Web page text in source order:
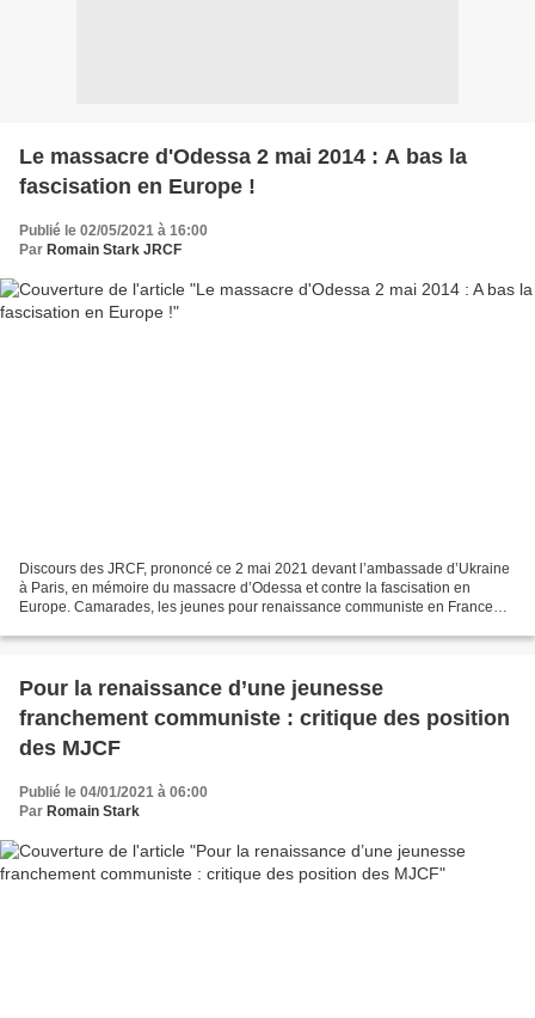
Le massacre d'Odessa 2 mai 2014 : A bas la
fascisation en Europe !
Publié le 02/05/2021 à 16:00
Par Romain Stark JRCF
Discours des JRCF, prononcé ce 2 mai 2021 devant l’ambassade d’Ukraine
à Paris, en mémoire du massacre d’Odessa et contre la fascisation en
Europe. Camarades, les jeunes pour renaissance communiste en France
Pour la renaissance d’une jeunesse
franchement communiste : critique des position
des MJCF
Publié le 04/01/2021 à 06:00
Par Romain Stark